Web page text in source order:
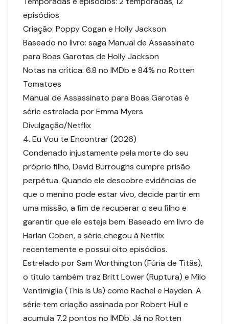
episódios
Criação: Poppy Cogan e Holly Jackson
Baseado no livro: saga Manual de Assassinato
para Boas Garotas de Holly Jackson
Notas na crítica: 6.8 no IMDb e 84% no Rotten
Tomatoes
Manual de Assassinato para Boas Garotas é
série estrelada por Emma Myers
Divulgação/Netflix
4. Eu Vou te Encontrar (2026)
Condenado injustamente pela morte do seu
próprio filho, David Burroughs cumpre prisão
perpétua. Quando ele descobre evidências de
que o menino pode estar vivo, decide partir em
uma missão, a fim de recuperar o seu filho e
garantir que ele esteja bem. Baseado em livro de
Harlan Coben, a série chegou à Netflix
recentemente e possui oito episódios.
Estrelado por Sam Worthington (Fúria de Titãs),
o título também traz Britt Lower (Ruptura) e Milo
Ventimiglia (This is Us) como Rachel e Hayden. A
série tem criação assinada por Robert Hull e
acumula 7.2 pontos no IMDb. Já no Rotten